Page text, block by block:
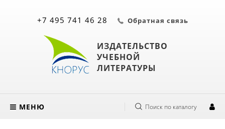
ИЗДАТЕЛЬСТВО
УЧЕБНОЙ
ЛИТЕРАТУРЫ
+7 495 741 46 28 Обратная связь
МЕНЮ Поиск по каталогу